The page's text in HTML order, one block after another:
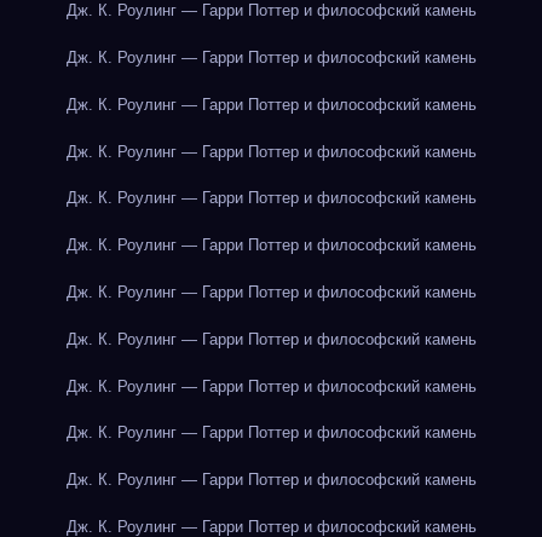
Дж. К. Роулинг — Гарри Поттер и философский камень
Дж. К. Роулинг — Гарри Поттер и философский камень
Дж. К. Роулинг — Гарри Поттер и философский камень
Дж. К. Роулинг — Гарри Поттер и философский камень
Дж. К. Роулинг — Гарри Поттер и философский камень
Дж. К. Роулинг — Гарри Поттер и философский камень
Дж. К. Роулинг — Гарри Поттер и философский камень
Дж. К. Роулинг — Гарри Поттер и философский камень
Дж. К. Роулинг — Гарри Поттер и философский камень
Дж. К. Роулинг — Гарри Поттер и философский камень
Дж. К. Роулинг — Гарри Поттер и философский камень
Дж. К. Роулинг — Гарри Поттер и философский камень